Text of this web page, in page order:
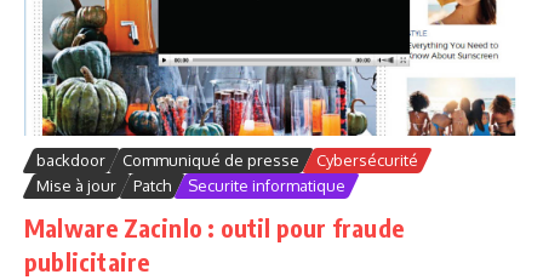
backdoor Communiqué de presse
Cybersécurité
Mise à jour
Patch Securite informatique
Malware Zacinlo : outil pour fraude
publicitaire